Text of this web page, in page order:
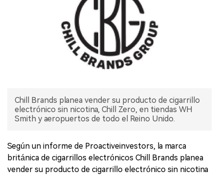
Chill Brands planea vender su producto de cigarrillo
electrónico sin nicotina, Chill Zero, en tiendas WH
Smith y aeropuertos de todo el Reino Unido.
Según un informe de Proactiveinvestors, la marca
británica de cigarrillos electrónicos Chill Brands planea
vender su producto de cigarrillo electrónico sin nicotina